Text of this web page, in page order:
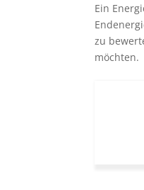
Ein
zu
möchten.